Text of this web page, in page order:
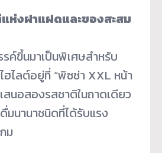
แห่งฝาแฝดและของสะสม
ค์ขึ้นมาเป็นพิเศษสำหรับ
ฮไลต์อยู่ที่ “พิซซ่า XXL หน้า
สนอสองรสชาติในถาดเดียว
นานาชนิดที่ได้รับแรง
ม